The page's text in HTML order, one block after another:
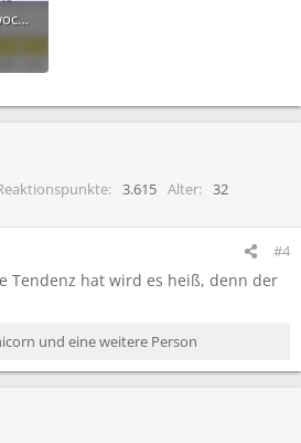
Ashampoo_Snap_Mittwoch, 20. Mai 2026_09h26m19s_001_.jpg
3.615 Alter
32
#4
Tendenz hat wird es heiß, denn der
und eine weitere Person